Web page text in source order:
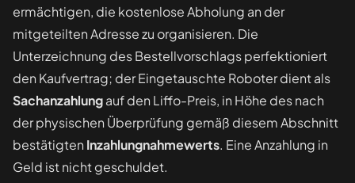
ermächtigen, die kostenlose Abholung an der
mitgeteilten Adresse zu organisieren. Die
Unterzeichnung des Bestellvorschlags perfektioniert
den Kaufvertrag; der Eingetauschte Roboter dient als
Sachanzahlungauf den Liffo-Preis, in Höhe des nach
der physischen Überprüfung gemäß diesem Abschnitt
bestätigten Inzahlungnahmewerts. Eine Anzahlung in
Geld ist nicht geschuldet.